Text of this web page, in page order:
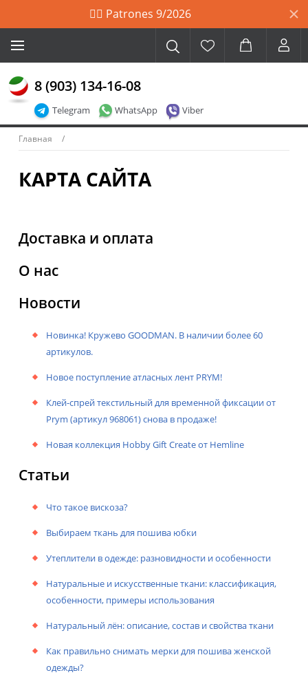
🙋‍♀️ Patrones 9/2026
Telegram WhatsApp Viber
8 (903) 134-16-08
Главная
КАРТА САЙТА
Доставка и оплата
О нас
Новости
Новинка! Кружево GOODMAN. В наличии более 60
артикулов.
Новое поступление атласных лент PRYM!
Клей-спрей текстильный для временной фиксации от
Prym (артикул 968061) снова в продаже!
Новая коллекция Hobby Gift Create от Hemline
Статьи
Что такое вискоза?
Выбираем ткань для пошива юбки
Утеплители в одежде: разновидности и особенности
Натуральные и искусственные ткани: классификация,
особенности, примеры использования
Натуральный лён: описание, состав и свойства ткани
Как правильно снимать мерки для пошива женской
одежды?